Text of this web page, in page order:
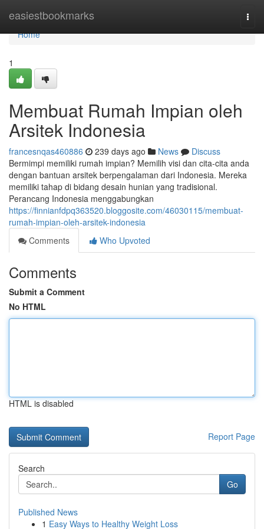
easiestbookmarks
Home
Home
1
Membuat Rumah Impian oleh
Arsitek Indonesia
francesnqas460886 239 days ago News
Discuss
Bermimpi memiliki rumah impian? Memilih visi dan cita-cita anda
dengan bantuan arsitek berpengalaman dari Indonesia. Mereka
memiliki tahap di bidang desain hunian yang tradisional.
Perancang Indonesia menggabungkan
https://finnianfdpq363520.bloggosite.com/46030115/membuat-
rumah-impian-oleh-arsitek-indonesia
Comments
Who Upvoted
Comments
Submit a Comment
No HTML
HTML is disabled
Report Page
Search
Go
Published News
1 Easy Ways to Healthy Weight Loss